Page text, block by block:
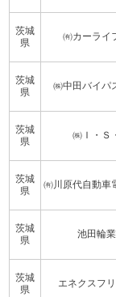
茨城
県
㈲カーライ
茨城
県
㈱中田バイパ
茨城
県
㈱Ｉ・Ｓ
茨城
県
㈲川原代自動車
茨城
県
池田輪
茨城
県
エネクスフ